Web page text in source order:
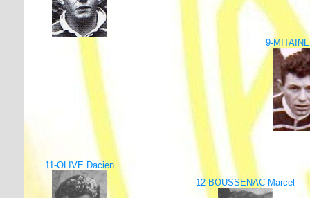
9-
11-OLIVE Dacien
12-BOUSSENAC Marcel